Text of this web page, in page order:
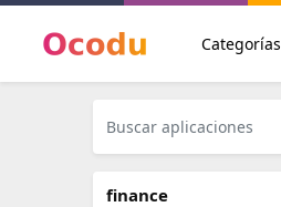
Categorías
finance